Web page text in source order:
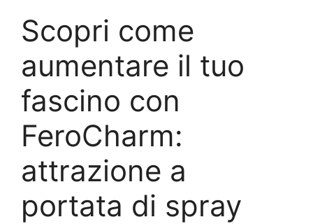
Scopri come
aumentare il tuo
fascino con
FeroCharm:
attrazione a
portata di spray